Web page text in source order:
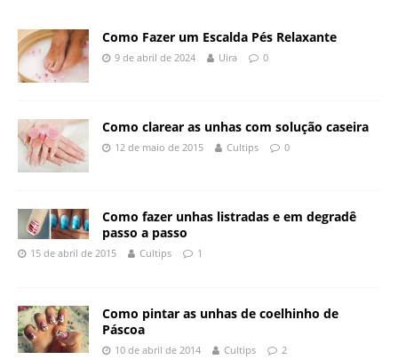
Como Fazer um Escalda Pés Relaxante
9 de abril de 2024 Uira 0
Como clarear as unhas com solução caseira
12 de maio de 2015 Cultips 0
Como fazer unhas listradas e em degradê
passo a passo
15 de abril de 2015 Cultips 1
Como pintar as unhas de coelhinho de
Páscoa
10 de abril de 2014 Cultips 2